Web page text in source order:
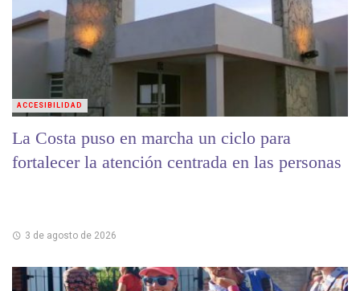
La Costa puso en marcha un ciclo para
fortalecer la atención centrada en las personas
3 de agosto de 2026
ACCESIBILIDAD